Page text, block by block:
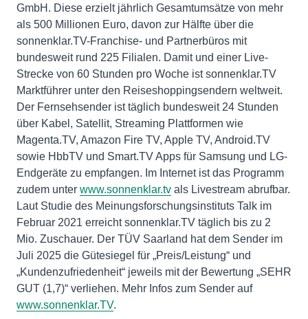
GmbH. Diese erzielt jährlich Gesamtumsätze von mehr
als 500 Millionen Euro, davon zur Hälfte über die
sonnenklar.TV-Franchise- und Partnerbüros mit
bundesweit rund 225 Filialen. Damit und einer Live-
Strecke von 60 Stunden pro Woche ist sonnenklar.TV
Marktführer unter den Reiseshoppingsendern weltweit.
Der Fernsehsender ist täglich bundesweit 24 Stunden
über Kabel, Satellit, Streaming Plattformen wie
Magenta.TV, Amazon Fire TV, Apple TV, Android.TV
sowie HbbTV und Smart.TV Apps für Samsung und LG-
Endgeräte zu empfangen. Im Internet ist das Programm
zudem unter www.sonnenklar.tv als Livestream abrufbar.
Laut Studie des Meinungsforschungsinstituts Talk im
Februar 2021 erreicht sonnenklar.TV täglich bis zu 2
Mio. Zuschauer. Der TÜV Saarland hat dem Sender im
Juli 2025 die Gütesiegel für „Preis/Leistung“ und
„Kundenzufriedenheit“ jeweils mit der Bewertung „SEHR
GUT (1,7)“ verliehen. Mehr Infos zum Sender auf
www.sonnenklar.TV.